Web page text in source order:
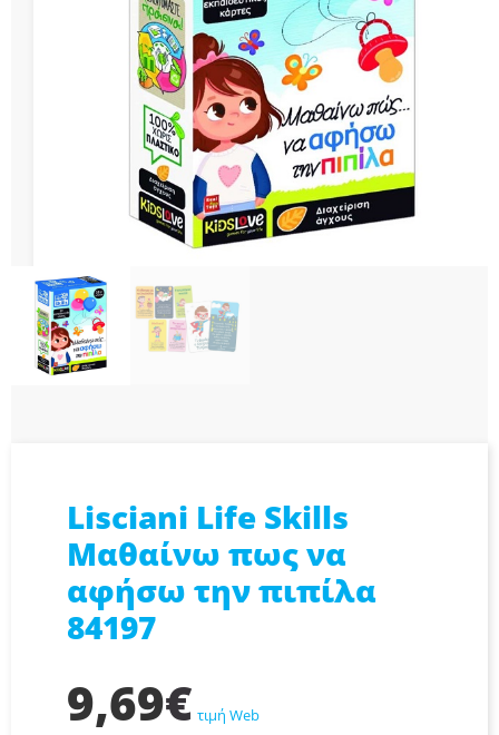
Lisciani Life Skills
Μαθαίνω πως να
αφήσω την πιπίλα
84197
9,69€ τιμή Web